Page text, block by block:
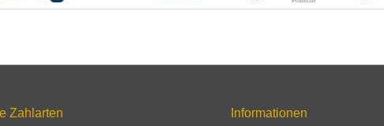
Zahlarten Informationen